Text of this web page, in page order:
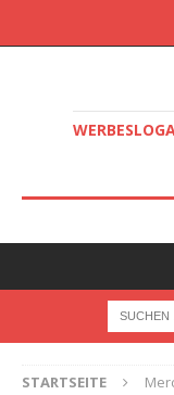
STARTSEITE